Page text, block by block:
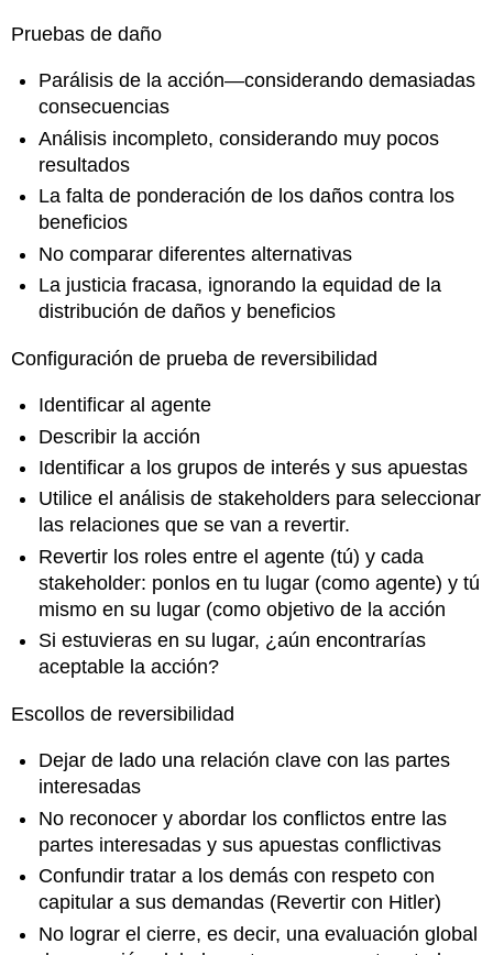
Pruebas de daño
Parálisis de la acción—considerando demasiadas
consecuencias
Análisis incompleto, considerando muy pocos
resultados
La falta de ponderación de los daños contra los
beneficios
No comparar diferentes alternativas
La justicia fracasa, ignorando la equidad de la
distribución de daños y beneficios
Configuración de prueba de reversibilidad
Identificar al agente
Describir la acción
Identificar a los grupos de interés y sus apuestas
Utilice el análisis de stakeholders para seleccionar
las relaciones que se van a revertir.
Revertir los roles entre el agente (tú) y cada
stakeholder: ponlos en tu lugar (como agente) y tú
mismo en su lugar (como objetivo de la acción
Si estuvieras en su lugar, ¿aún encontrarías
aceptable la acción?
Escollos de reversibilidad
Dejar de lado una relación clave con las partes
interesadas
No reconocer y abordar los conflictos entre las
partes interesadas y sus apuestas conflictivas
Confundir tratar a los demás con respeto con
capitular a sus demandas (Revertir con Hitler)
No lograr el cierre, es decir, una evaluación global